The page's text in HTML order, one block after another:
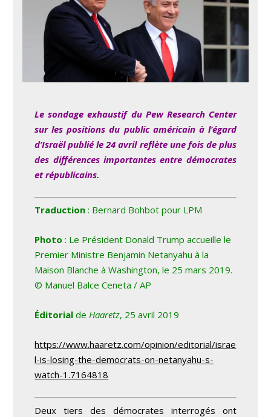
Le sondage exhaustif du Pew Research Center
sur les positions du public américain à l’égard
d’Israël publié le 24 avril reflète une fois de plus
des différences importantes entre démocrates
et républicains.
Traduction : Bernard Bohbot pour LPM
Photo : Le Président Donald Trump accueille le
Premier Ministre Benjamin Netanyahu à la
Maison Blanche à Washington, le 25 mars 2019.
© Manuel Balce Ceneta / AP
Éditorial deHaaretz, 25 avril 2019
https://www.haaretz.com/opinion/editorial/israe
l-is-losing-the-democrats-on-netanyahu-s-
watch-1.7164818
Deux tiers des démocrates interrogés ont